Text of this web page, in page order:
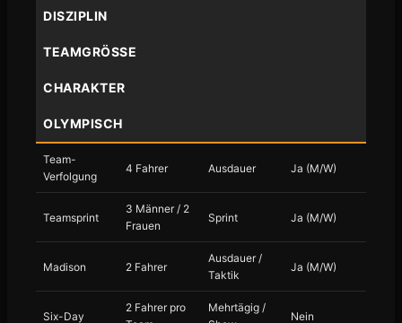
DISZIPLIN
TEAMGRÖSSE
CHARAKTER
OLYMPISCH
Team-
Verfolgung
4 Fahrer Ausdauer Ja (M/W)
Teamsprint
3 Männer / 2
Frauen
Sprint Ja (M/W)
Madison 2 Fahrer
Ausdauer /
Taktik
Ja (M/W)
Six-Day
2 Fahrer pro
Mehrtägig /
Nein